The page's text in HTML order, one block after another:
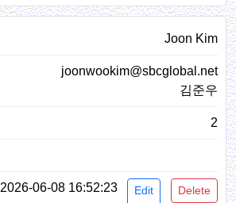
Joon Kim
joonwookim@sbcglobal.net
김준우
2
2026-06-08 16:52:23 Edit Delete